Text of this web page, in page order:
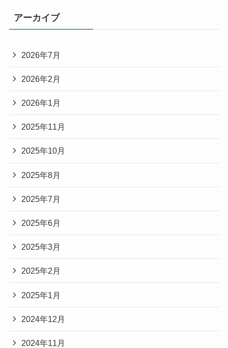
アーカイブ
2026年7月
2026年2月
2026年1月
2025年11月
2025年10月
2025年8月
2025年7月
2025年6月
2025年3月
2025年2月
2025年1月
2024年12月
2024年11月